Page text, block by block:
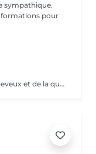
sympathique.
pour
Prix peut varier dépendant du type des cheveux et de la quantité de couleur utilisée